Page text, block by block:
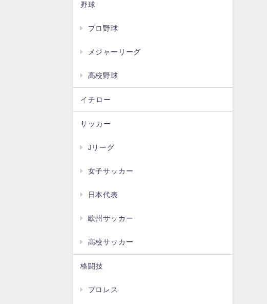
野球
プロ野球
メジャーリーグ
高校野球
イチロー
サッカー
Jリーグ
女子サッカー
日本代表
欧州サッカー
高校サッカー
格闘技
プロレス